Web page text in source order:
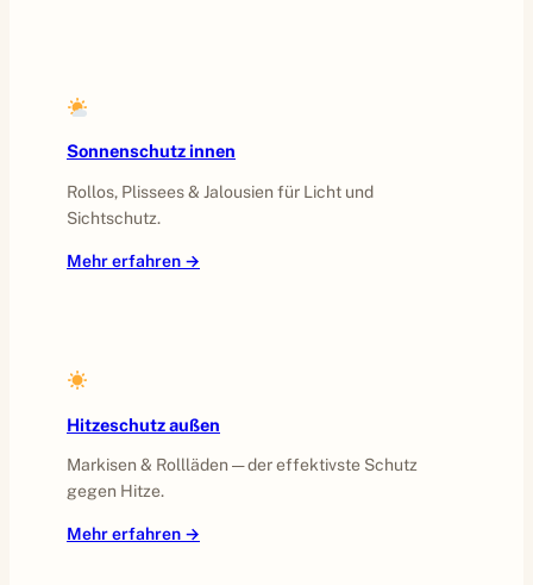
Sonnenschutz innen
Rollos, Plissees & Jalousien für Licht und
Sichtschutz.
Mehr erfahren →
Hitzeschutz außen
Markisen & Rollläden — der effektivste Schutz
gegen Hitze.
Mehr erfahren →